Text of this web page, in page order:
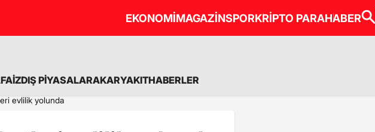
EKONOMİMAGAZİNSPORKRİPTO PARAHABER
FAİZDIŞ PİYASALARAKARYAKITHABERLER
evlilik yolunda